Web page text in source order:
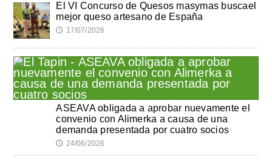
El VI Concurso de Quesos masymas buscael
mejor queso artesano de España
🕔 17/07/2026
ASEAVA obligada a aprobar nuevamente el
convenio con Alimerka a causa de una
demanda presentada por cuatro socios
🕔 24/06/2026